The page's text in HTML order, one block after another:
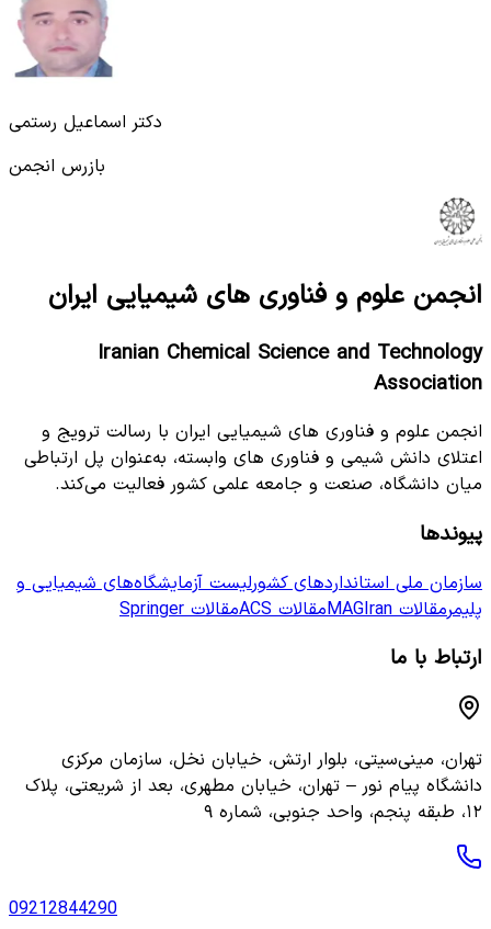
دکتر اسماعیل رستمی
بازرس انجمن
انجمن علوم و فناوری های شیمیایی ایران
Iranian Chemical Science and Technology
Association
انجمن علوم و فناوری های شیمیایی ایران با رسالت ترویج و
اعتلای دانش شیمی و فناوری های وابسته، به‌عنوان پل ارتباطی
میان دانشگاه، صنعت و جامعه علمی کشور فعالیت می‌کند.
پیوندها
سازمان ملی استانداردهای کشورلیست آزمایشگاه‌های شیمیایی و
پلیمرمقالات MAGIran مقالات ACS مقالات Springer
ارتباط با ما
تهران، مینی‌سیتی، بلوار ارتش، خیابان نخل، سازمان مرکزی
دانشگاه پیام نور – تهران، خیابان مطهری، بعد از شریعتی، پلاک
۱۲، طبقه پنجم، واحد جنوبی، شماره ۹
09212844290